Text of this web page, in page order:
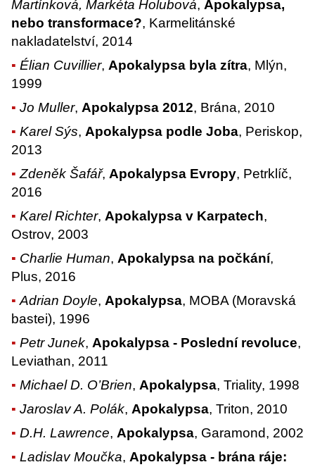
Martínková, Markéta Holubová,Apokalypsa,
nebo transformace?, Karmelitánské
nakladatelství, 2014
Élian Cuvillier,Apokalypsa byla zítra, Mlýn,
1999
Jo Muller,Apokalypsa 2012, Brána, 2010
Karel Sýs,Apokalypsa podle Joba, Periskop,
2013
Zdeněk Šafář,Apokalypsa Evropy, Petrklíč,
2016
Karel Richter,Apokalypsa v Karpatech,
Ostrov, 2003
Charlie Human,Apokalypsa na počkání,
Plus, 2016
Adrian Doyle,Apokalypsa, MOBA (Moravská
bastei), 1996
Petr Junek,Apokalypsa - Poslední revoluce,
Leviathan, 2011
Michael D. O’Brien,Apokalypsa, Triality, 1998
Jaroslav A. Polák,Apokalypsa, Triton, 2010
D.H. Lawrence,Apokalypsa, Garamond, 2002
Ladislav Moučka,Apokalypsa - brána ráje: